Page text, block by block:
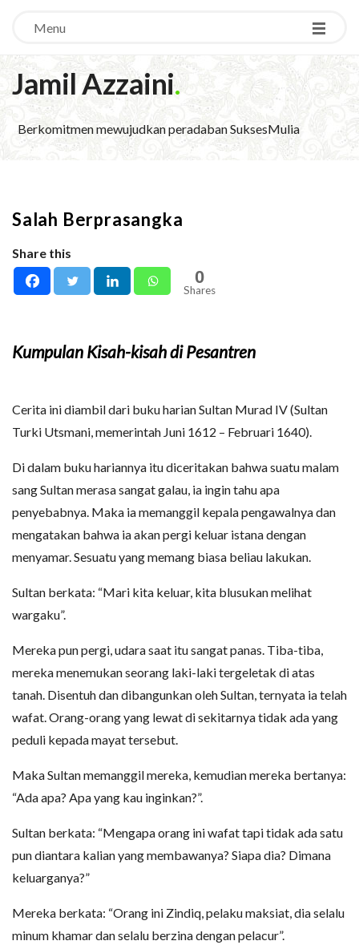
Menu
Jamil Azzaini.
Berkomitmen mewujudkan peradaban SuksesMulia
Salah Berprasangka
Share this
0
Shares
Kumpulan Kisah-kisah di Pesantren
Cerita ini diambil dari buku harian Sultan Murad IV (Sultan
Turki Utsmani, memerintah Juni 1612 – Februari 1640).
Di dalam buku hariannya itu diceritakan bahwa suatu malam
sang Sultan merasa sangat galau, ia ingin tahu apa
penyebabnya. Maka ia memanggil kepala pengawalnya dan
mengatakan bahwa ia akan pergi keluar istana dengan
menyamar. Sesuatu yang memang biasa beliau lakukan.
Sultan berkata: “Mari kita keluar, kita blusukan melihat
wargaku”.
Mereka pun pergi, udara saat itu sangat panas. Tiba-tiba,
mereka menemukan seorang laki-laki tergeletak di atas
tanah. Disentuh dan dibangunkan oleh Sultan, ternyata ia telah
wafat. Orang-orang yang lewat di sekitarnya tidak ada yang
peduli kepada mayat tersebut.
Maka Sultan memanggil mereka, kemudian mereka bertanya:
“Ada apa? Apa yang kau inginkan?”.
Sultan berkata: “Mengapa orang ini wafat tapi tidak ada satu
pun diantara kalian yang membawanya? Siapa dia? Dimana
keluarganya?”
Mereka berkata: “Orang ini Zindiq, pelaku maksiat, dia selalu
minum khamar dan selalu berzina dengan pelacur”.